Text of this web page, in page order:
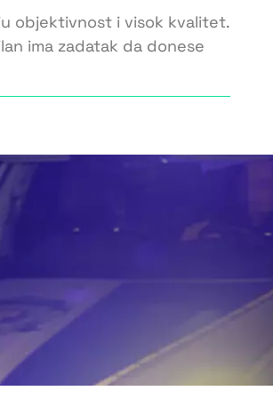
objektivnost i visok kvalitet.
ima zadatak da donese